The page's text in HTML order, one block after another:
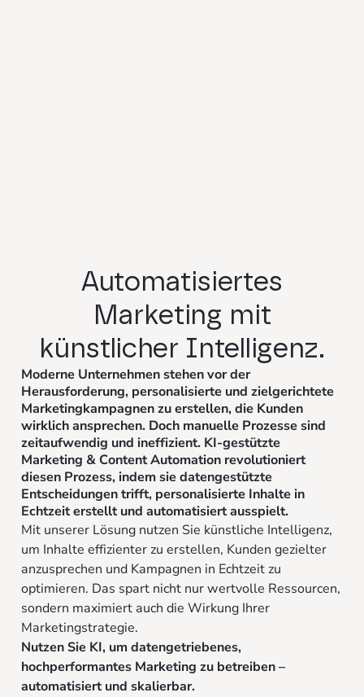
Automatisiertes
Marketing mit
künstlicher Intelligenz.
Moderne Unternehmen stehen vor der
Herausforderung, personalisierte und zielgerichtete
Marketingkampagnen zu erstellen, die Kunden
wirklich ansprechen. Doch manuelle Prozesse sind
zeitaufwendig und ineffizient. KI-gestützte
Marketing & Content Automation revolutioniert
diesen Prozess, indem sie datengestützte
Entscheidungen trifft, personalisierte Inhalte in
Echtzeit erstellt und automatisiert ausspielt.
Mit unserer Lösung nutzen Sie künstliche Intelligenz,
um Inhalte effizienter zu erstellen, Kunden gezielter
anzusprechen und Kampagnen in Echtzeit zu
optimieren. Das spart nicht nur wertvolle Ressourcen,
sondern maximiert auch die Wirkung Ihrer
Marketingstrategie.
Nutzen Sie KI, um datengetriebenes,
hochperformantes Marketing zu betreiben –
automatisiert und skalierbar.